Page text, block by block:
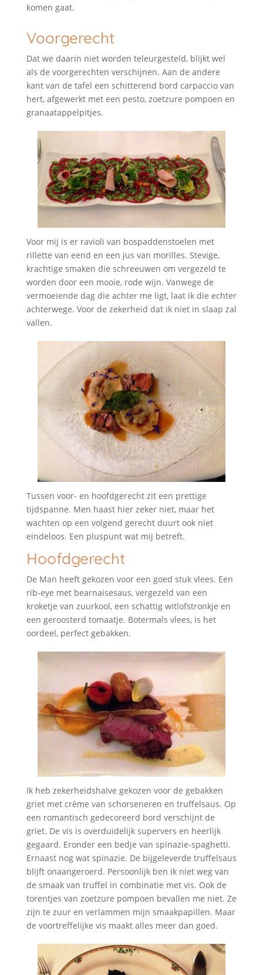
komen gaat.
Voorgerecht
Dat we daarin niet worden teleurgesteld, blijkt wel
als de voorgerechten verschijnen. Aan de andere
kant van de tafel een schitterend bord carpaccio van
hert, afgewerkt met een pesto, zoetzure pompoen en
granaatappelpitjes.
Voor mij is er ravioli van bospaddenstoelen met
rillette van eend en een jus van morilles. Stevige,
krachtige smaken die schreeuwen om vergezeld te
worden door een mooie, rode wijn. Vanwege de
vermoeiende dag die achter me ligt, laat ik die echter
achterwege. Voor de zekerheid dat ik niet in slaap zal
vallen.
Tussen voor- en hoofdgerecht zit een prettige
tijdspanne. Men haast hier zeker niet, maar het
wachten op een volgend gerecht duurt ook niet
eindeloos. Een pluspunt wat mij betreft.
Hoofdgerecht
De Man heeft gekozen voor een goed stuk vlees. Een
rib-eye met bearnaisesaus, vergezeld van een
kroketje van zuurkool, een schattig witlofstronkje en
een geroosterd tomaatje. Botermals vlees, is het
oordeel, perfect gebakken.
Ik heb zekerheidshalve gekozen voor de gebakken
griet met crème van schorseneren en truffelsaus. Op
een romantisch gedecoreerd bord verschijnt de
griet. De vis is overduidelijk supervers en heerlijk
gegaard. Eronder een bedje van spinazie-spaghetti.
Ernaast nog wat spinazie. De bijgeleverde truffelsaus
blijft onaangeroerd. Persoonlijk ben ik niet weg van
de smaak van truffel in combinatie met vis. Ook de
torentjes van zoetzure pompoen bevallen me niet. Ze
zijn te zuur en verlammen mijn smaakpapillen. Maar
de voortreffelijke vis maakt alles meer dan goed.